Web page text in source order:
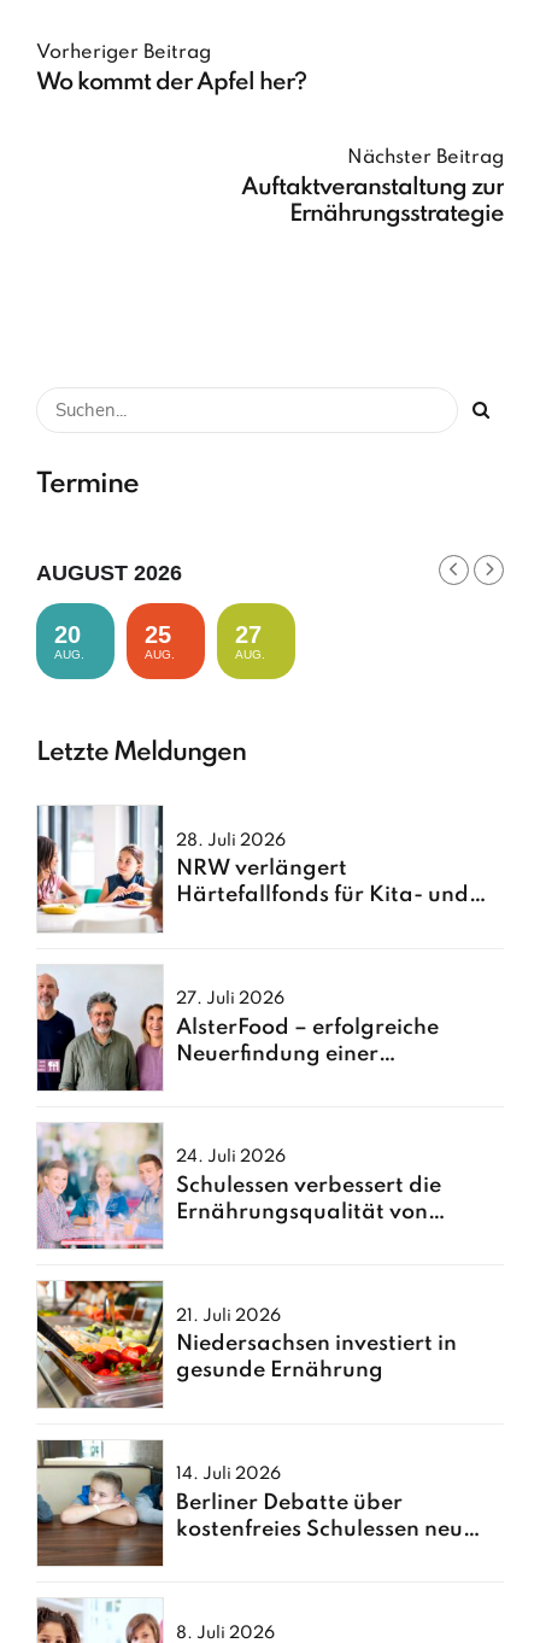
Vorheriger Beitrag
Wo kommt der Apfel her?
Nächster Beitrag
Auftaktveranstaltung zur
Ernährungsstrategie
Termine
AUGUST 2026
20
AUG.
25
AUG.
27
AUG.
Letzte Meldungen
28. Juli 2026
NRW verlängert
Härtefallfonds für Kita- und
27. Juli 2026
AlsterFood – erfolgreiche
Neuerfindung einer
24. Juli 2026
Schulessen verbessert die
Ernährungsqualität von
21. Juli 2026
Niedersachsen investiert in
gesunde Ernährung
14. Juli 2026
Berliner Debatte über
kostenfreies Schulessen neu
8. Juli 2026